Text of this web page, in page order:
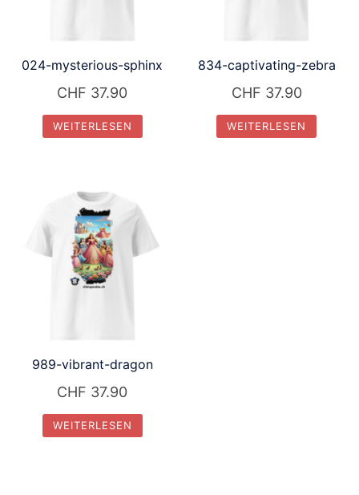
024-mysterious-sphinx
CHF 37.90
WEITERLESEN
834-captivating-zebra
CHF 37.90
WEITERLESEN
989-vibrant-dragon
CHF 37.90
WEITERLESEN